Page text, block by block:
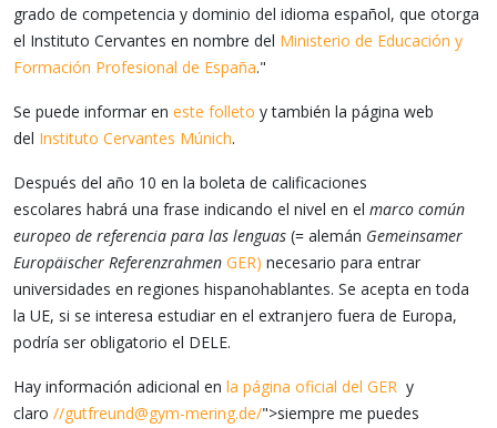
grado de competencia y dominio del idioma español, que otorga
el Instituto Cervantes en nombre del Ministerio de Educación y
Formación Profesional de España."
Se puede informar en este folleto y también la página web
del Instituto Cervantes Múnich.
Después del año 10 en la boleta de calificaciones
escolares habrá una frase indicando el nivel en el marco común
europeo de referencia para las lenguas (= alemán Gemeinsamer
Europäischer Referenzrahmen GER) necesario para entrar
universidades en regiones hispanohablantes. Se acepta en toda
la UE, si se interesa estudiar en el extranjero fuera de Europa,
podría ser obligatorio el DELE.
Hay información adicional en la página oficial del GER y
claro //gutfreund@gym-mering.de/">siempre me puedes